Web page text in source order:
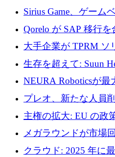
速するために150万
Sirius Game、ゲーム
ために 130 万ユーロ
Qorelo が SAP 移行
ドルを調達
大手企業が TPRM ソ
Vanta を選択する理由
生存を超えて: Suun
ように再考している
NEURA Roboticsが最
Bending Spoonsが米
4億ポンドのチップ計
プレオ、新たな人員
雇
主権の拡大: EU の政
プテック戦略をどの
メガラウンドが市場
ハイテク資金調達は5
クラウド: 2025 年に